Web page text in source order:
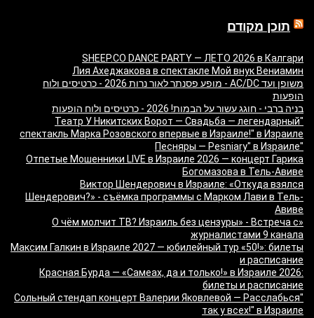
תוכן מקודם
SHEEP.CO DANCE PARTY — ЛЕТО 2026 в Калгари
Лия Ахеджакова в спектакле Мой внук Вениамин
משופן ועד AC/DC - מופע פסנתר לאור נרות 2026 - כרטיסים ולוח
הופעות
בניה ברבי - חוגג עשור על הבמות! 2026 - כרטיסים ולוח הופעות
"Театр У Никитских Ворот — Свадьба — легендарный
спектакль Марка Розовского впервые в Израиле!" в Израиле
"Песняры — Pesniary" в Израиле
Отпетые Мошенники LIVE в Израиле 2026 — концерт Гарика
Богомазова в Тель-Авиве
Виктор Шендерович в Израиле: «Откуда взялся
Шендерович?» - съёмка программы с Марком Лави в Тель-
Авиве
«О чём молчит ТВ? Израиль без цензуры» - Встреча с
журналистами 9 канала
Максим Галкин в Израиле 2027 — юбилейный тур «50!»: билеты
и расписание
Красная Бурда — «Самеах, да и только!» в Израиле 2026:
билеты и расписание
"Сольный стендап концерт Валерии Яковлевой — Расслабься
так у всех!" в Израиле